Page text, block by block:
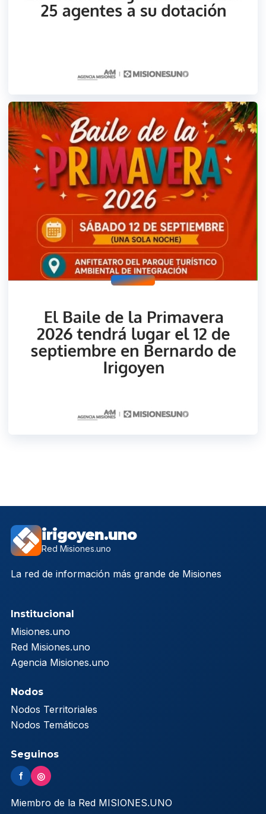
irigoyen.uno
Red Misiones.uno
La red de información más grande de Misiones
Institucional
Misiones.uno
Red Misiones.uno
Agencia Misiones.uno
Nodos
Nodos Territoriales
Nodos Temáticos
Seguinos
f ◎
Miembro de la Red MISIONES.UNO